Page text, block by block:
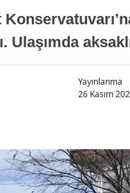
Ulaşımda
Yayınlanma
26 Kasım